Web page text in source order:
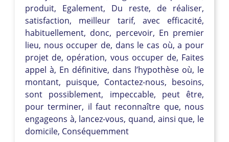
produit, Egalement, Du reste, de réaliser,
satisfaction, meilleur tarif, avec efficacité,
habituellement, donc, percevoir, En premier
lieu, nous occuper de, dans le cas où, a pour
projet de, opération, vous occuper de, Faites
appel à, En définitive, dans l’hypothèse où, le
montant, puisque, Contactez-nous, besoins,
sont possiblement, impeccable, peut être,
pour terminer, il faut reconnaître que, nous
engageons à, lancez-vous, quand, ainsi que, le
domicile, Conséquemment